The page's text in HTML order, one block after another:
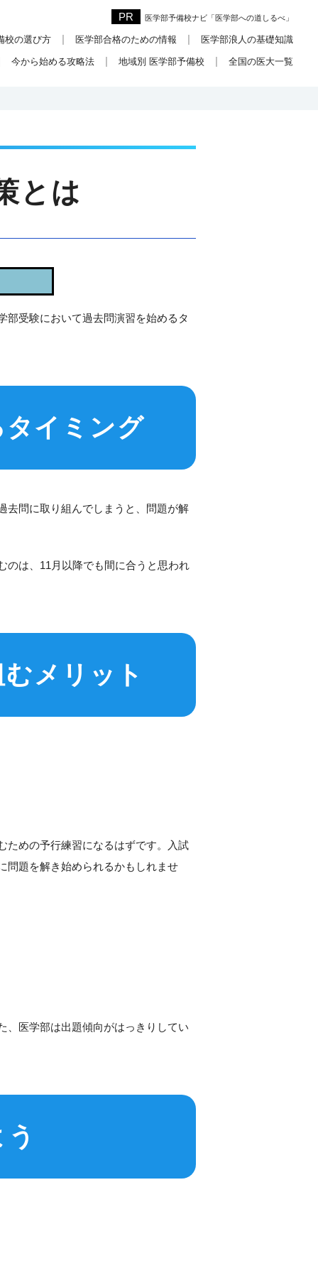
医学部予備校ナビ「医学部への道しるべ」
校の選び方 医学部合格のための情報 医学部浪人の基礎知識
今から始める攻略法 地域別 医学部予備校 全国の医大一覧
とは
部受験において過去問演習を始めるタ
タイミング
去問に取り組んでしまうと、問題が解
のは、11月以降でも間に合うと思われ
メリット
ための予行練習になるはずです。入試
問題を解き始められるかもしれませ
、医学部は出題傾向がはっきりしてい